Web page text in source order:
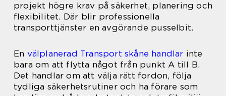
projekt högre krav på säkerhet, planering och
flexibilitet. Där blir professionella
transporttjänster en avgörande pusselbit.
En välplanerad Transport skåne handlar inte
bara om att flytta något från punkt A till B.
Det handlar om att välja rätt fordon, följa
tydliga säkerhetsrutiner och ha förare som